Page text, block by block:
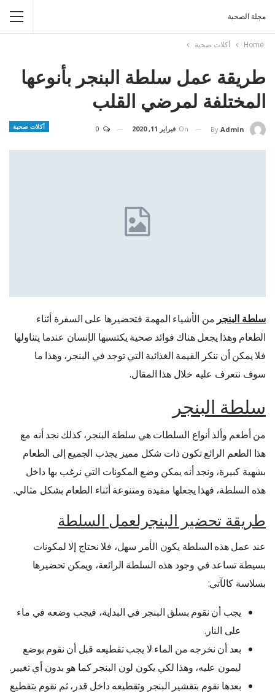
مجلة الصحبة
Home أكلات صحية
طريقة عمل سلطة البنجر بأنوعها
المختلفة لمرضي القلب
أكلات صحية By Admin
On فبراير 11, 2020
سلطة البنجر من الأشياء المهمة فتحضيرها على السفرة أثناء
الطعام وهذا يجعل هناك فوائد صحية يكتسبها الإنسان عندما يتناولها
فلا يمكن أن ننكر القيمة الغذائية التي توجد في البنجر، وهذا ما
سوف نتعرف عليه خلال هذا المقال.
سلطة البنجر
من أطعم وألذ أنواع السلطات هي سلطة البنجر، كذلك نجد أنه مع
هذا الطعم الرائع تكون ذات شكل مميز يجذب الجميع إلى الطعام
بشهية كبيرة، ونجد أنه يمكن وضع المكونات التي نرغب بها داخل
هذه السلطة، فهذا يجعلها مفيدة ومتنوعة أثناء الطعام بشكل مثالي.
طريقة تحضير البنجرلعمل السلطة
عند عمل هذه السلطة يكون الأمر سهل، فلا نحتاج إلا لمكونات
بسيطة تساعد في وجود هذه السلطة الرائعة، ويمكن تحضيرها
بسلاسة كالآتي:
يجب أن نقوم بسلق البنجر في البداية، فيجب وضعه في ماء
على النار.
بعد أن نخرجه من الماء لا يجب تقطيعه قبل أن نقوم بوضع
ليمون عليه، وهذا لكي يكون لون البنجر كما هو بدون أي تغيير.
بعدها نقوم بتقشير البنجر وتقطيعه داخل قدر، ثم نقوم بتقطيع